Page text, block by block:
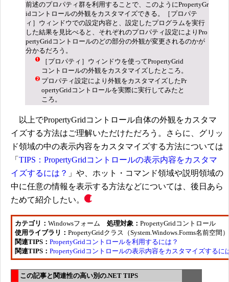
前述のプロパティ群を利用することで、このようにPropertyGr
idコントロールの外観をカスタマイズできる。［プロパテ
ィ］ウィンドウでの設定内容と、設定したプログラムを実行
した結果を見比べると、それぞれのプロパティ設定によりPro
pertyGridコントロールのどの部分の外観が変更されるのかが
分かるだろう。
［プロパティ］ウィンドウを使ってPropertyGrid
コントロールの外観をカスタマイズしたところ。
プロパティ設定により外観をカスタマイズしたPr
opertyGridコントロールを実際に実行してみたと
ころ。
以上でPropertyGridコントロール自体の外観をカスタマ
イズする方法はご理解いただけただろう。さらに、グリッ
ド領域の中の表示内容をカスタマイズする方法については
「 TIPS：PropertyGridコントロールの表示内容をカスタマ
イズするには？ 」や、ホット・コマンド領域や説明領域の
中に任意の情報を表示する方法などについては、後日あら
ためて紹介したい。
カテゴリ： Windowsフォーム 処理対象： PropertyGridコントロール
使用ライブラリ： PropertyGridクラス（System.Windows.Forms名前空間）
関連TIPS： PropertyGridコントロールを利用するには？
関連TIPS： PropertyGridコントロールの表示内容をカスタマイズするに
この記事と関連性の高い別の.NET TIPS